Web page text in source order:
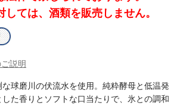
ては、酒類を販売しません。
説明
球磨川の伏流水を使用。純粋酵母と低温発
た香りとソフトな口当たりで、氷との調和